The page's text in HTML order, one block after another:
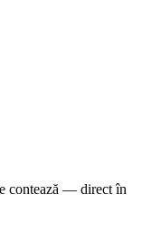
contează — direct în